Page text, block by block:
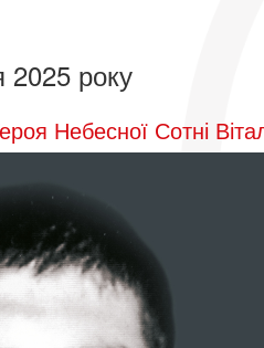
2025 року
Небесної Сотні